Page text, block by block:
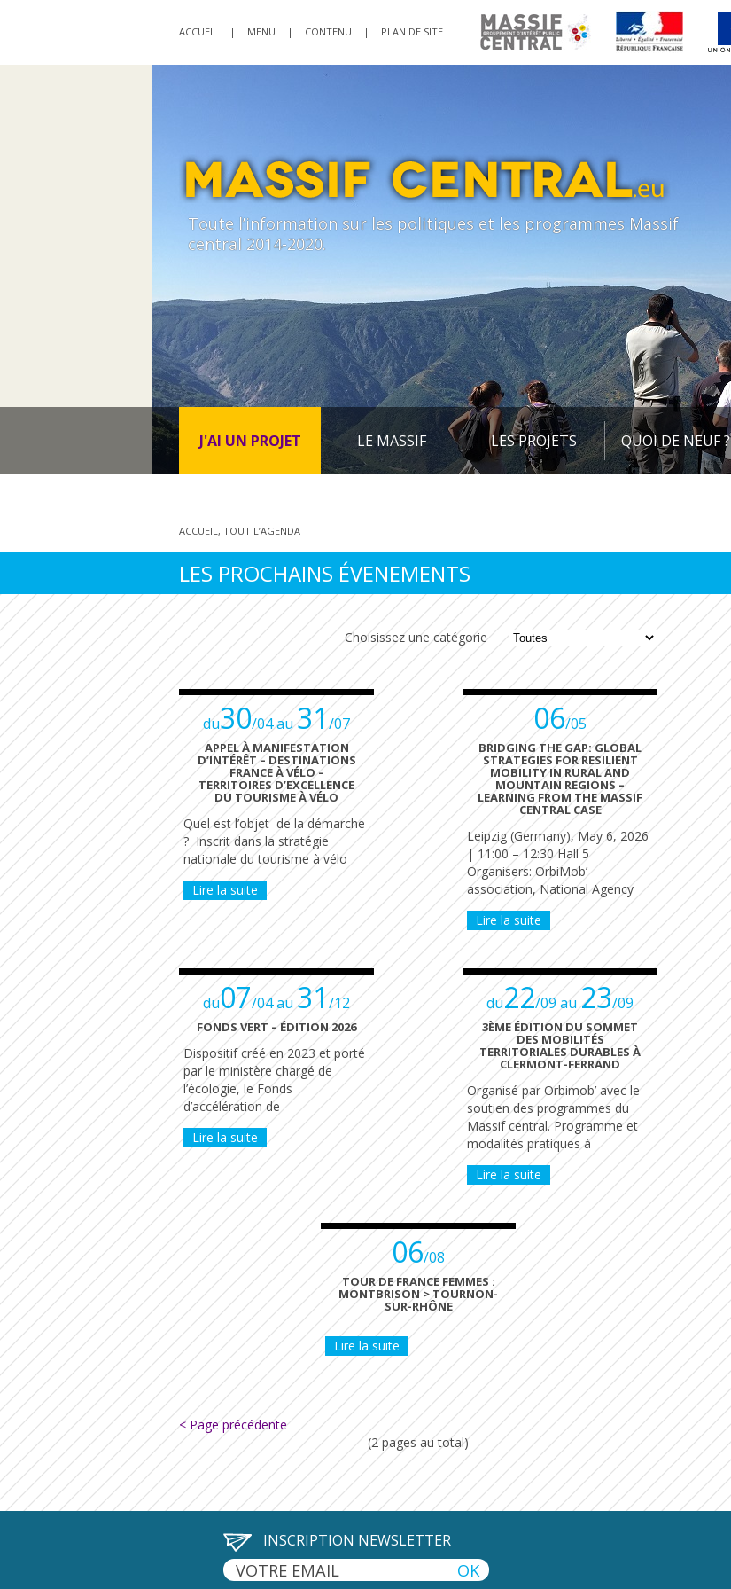
ACCUEIL | MENU | CONTENU | PLAN DE SITE
Toute l’information sur les politiques et les programmes Massif
central 2014-2020.
J'AI UN PROJET LE MASSIF LES PROJETS QUOI DE NEUF ?
ACCUEIL, TOUT L’AGENDA
LES PROCHAINS ÉVENEMENTS
Choisissez une catégorie
du30/04 au31/07
APPEL À MANIFESTATION
D’INTÉRÊT – DESTINATIONS
FRANCE À VÉLO –
TERRITOIRES D’EXCELLENCE
DU TOURISME À VÉLO
Quel est l’objet de la démarche
? Inscrit dans la stratégie
nationale du tourisme à vélo
Lire la suite
06/05
BRIDGING THE GAP: GLOBAL
STRATEGIES FOR RESILIENT
MOBILITY IN RURAL AND
MOUNTAIN REGIONS –
LEARNING FROM THE MASSIF
CENTRAL CASE
Leipzig (Germany), May 6, 2026
| 11:00 – 12:30 Hall 5
Organisers: OrbiMob’
association, National Agency
Lire la suite
du07/04 au31/12
FONDS VERT – ÉDITION 2026
Dispositif créé en 2023 et porté
par le ministère chargé de
l’écologie, le Fonds
d’accélération de
Lire la suite
du22/09 au23/09
3ÈME ÉDITION DU SOMMET
DES MOBILITÉS
TERRITORIALES DURABLES À
CLERMONT-FERRAND
Organisé par Orbimob’ avec le
soutien des programmes du
Massif central. Programme et
modalités pratiques à
Lire la suite
06/08
TOUR DE FRANCE FEMMES :
MONTBRISON > TOURNON-
SUR-RHÔNE
Lire la suite
< Page précédente
(2 pages au total)
INSCRIPTION NEWSLETTER